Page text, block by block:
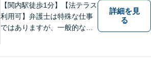
【関内駅徒歩1分】【法テラス
利用可】弁護士は特殊な仕事
ではありますが、一般的な感
詳細を見
る